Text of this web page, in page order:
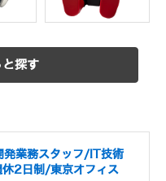
と探す
発業務スタッフ/IT技術
2日制/東京オフィス